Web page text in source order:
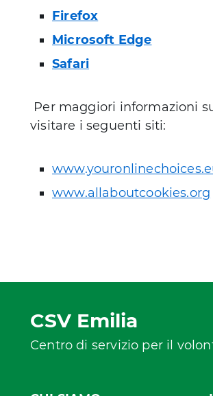
Firefox
Microsoft Edge
Safari
Per maggiori informazioni
visitare i seguenti siti:
www.allaboutcookies.org
CSV Emilia
Centro di servizio per il